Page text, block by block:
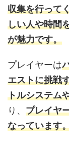
収集を行って
しい人や時間
が魅力です。
プレイヤーは
エストに挑戦
トルシステム
り、 プレイヤ
なっています